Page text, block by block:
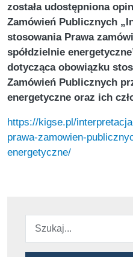
została udostępniona
Zamówień Publicznych
stosowania Prawa
spółdzielnie
dotycząca obowiązku
Zamówień Publicznych
energetyczne oraz ich
https://kigse.pl/
prawa-zamowien-
energetyczne/